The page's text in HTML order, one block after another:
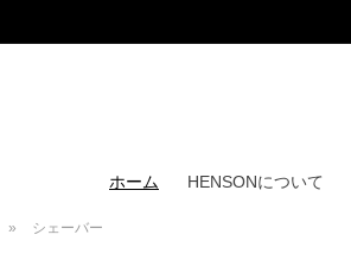
ホーム HENSONについて
» シェーバー